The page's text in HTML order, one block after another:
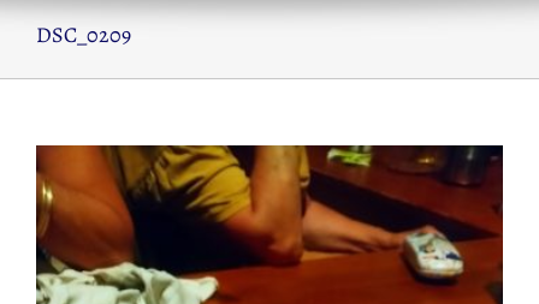
DSC_0209